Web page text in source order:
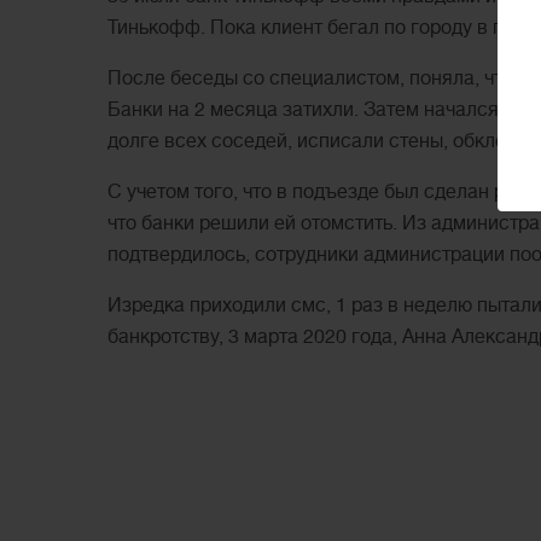
Тинькофф. Пока клиент бегал по городу в
После беседы со специалистом, поняла, что
Банки на 2 месяца затихли. Затем начался ад
долге всех соседей, исписали стены,
С учетом того, что в подъезде был сделан
что банки решили ей отомстить. Из
подтвердилось, сотрудники администрации
Изредка приходили смс, 1 раз в неделю
банкротству, 3 марта 2020 года, Анна